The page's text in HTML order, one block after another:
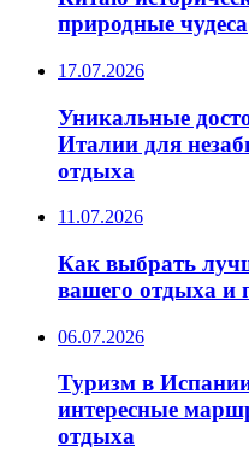
природные чудеса
17.07.2026
Уникальные
Италии для
отдыха
11.07.2026
Как выбрать
вашего отдыха и
06.07.2026
Туризм в
интересные
отдыха